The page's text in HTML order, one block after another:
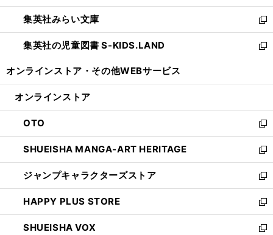
開
く
ウ
で
開
く
ン
ド
ウ
で
ウ
ィ
ン
ド
開
集英社みらい文庫
新
し
い
ン
ウ
で
開
く
集英社の児童図書 S-KIDS.LAND
新
ウ
ン
ド
ウ
で
開
く
オンラインストア・ その他WEBサービス
オンラインストア
OTO
新
し
い
ウ
ィ
ン
ド
ウ
で
SHUEISHA MANGA-ART HERITAGE
新
し
い
ウ
ィ
ン
ド
ジャンプキャラクターズストア
新
し
い
ウ
ィ
HAPPY PLUS STORE
新
し
い
SHUEISHA VOX
新